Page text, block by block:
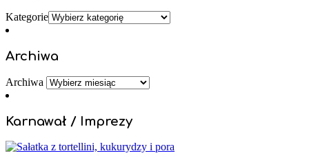
Kategorie
Archiwa
Archiwa
Karnawał / Imprezy